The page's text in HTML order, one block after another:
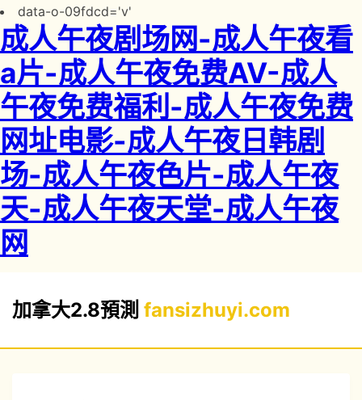
data-o-09fdcd='v'
成人午夜剧场网-成人午夜看
a片-成人午夜免费AV-成人
午夜免费福利-成人午夜免费
网址电影-成人午夜日韩剧
场-成人午夜色片-成人午夜
天-成人午夜天堂-成人午夜
网
加拿大2.8預測 fansizhuyi.com